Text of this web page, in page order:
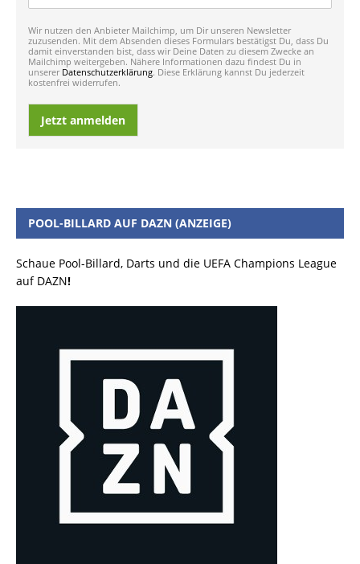
Wir nutzen den Anbieter Mailchimp, um Dir unseren Newsletter
zuzusenden. Mit dem Absenden dieses Formulars bestätigst Du, dass Du
damit einverstanden bist, dass wir Deine Daten zu diesem Zwecke an
Mailchimp weitergeben. Nähere Informationen dazu findest Du in
unserer Datenschutzerklärung. Diese Erklärung kannst Du jederzeit
kostenfrei widerrufen.
Jetzt anmelden
POOL-BILLARD AUF DAZN (ANZEIGE)
Schaue Pool-Billard, Darts und die UEFA Champions League
auf DAZN!